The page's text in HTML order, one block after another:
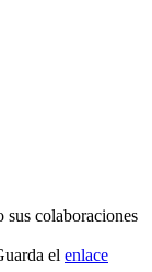
sus colaboraciones
el enlace